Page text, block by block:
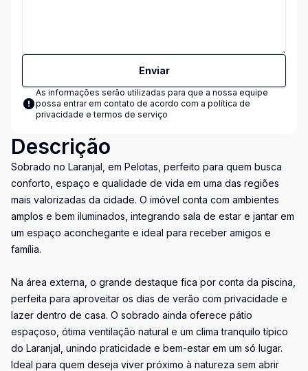
Enviar
As informações serão utilizadas para que a nossa equipe
possa entrar em contato de acordo com a política de
privacidade e termos de serviço
Descrição
Sobrado no Laranjal, em Pelotas, perfeito para quem busca
conforto, espaço e qualidade de vida em uma das regiões
mais valorizadas da cidade. O imóvel conta com ambientes
amplos e bem iluminados, integrando sala de estar e jantar em
um espaço aconchegante e ideal para receber amigos e
família.
Na área externa, o grande destaque fica por conta da piscina,
perfeita para aproveitar os dias de verão com privacidade e
lazer dentro de casa. O sobrado ainda oferece pátio
espaçoso, ótima ventilação natural e um clima tranquilo típico
do Laranjal, unindo praticidade e bem-estar em um só lugar.
Ideal para quem deseja viver próximo à natureza sem abrir